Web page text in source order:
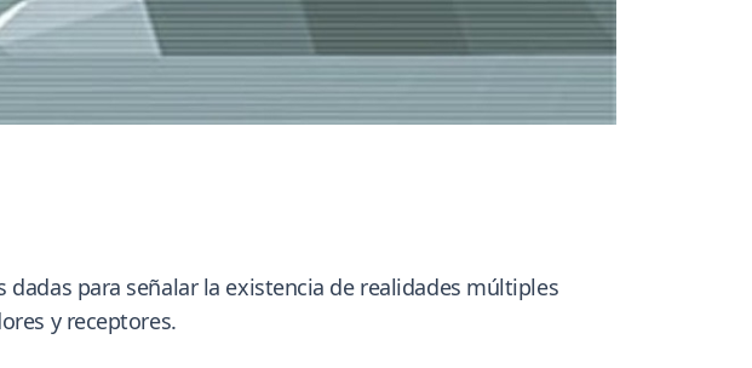
para señalar la existencia de realidades múltiples
y receptores.